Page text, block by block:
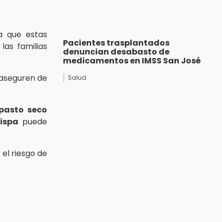
que estas
familias
de
seco
puede
riesgo de
Pacientes trasplantados
denuncian desabasto de
medicamentos en IMSS San José
Salud